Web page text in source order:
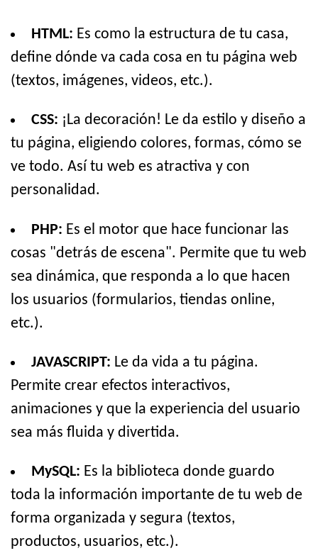
HTML: Es como la estructura de tu casa,
define dónde va cada cosa en tu página web
(textos, imágenes, videos, etc.).
CSS: ¡La decoración! Le da estilo y diseño a
tu página, eligiendo colores, formas, cómo se
ve todo. Así tu web es atractiva y con
personalidad.
PHP: Es el motor que hace funcionar las
cosas "detrás de escena". Permite que tu web
sea dinámica, que responda a lo que hacen
los usuarios (formularios, tiendas online,
etc.).
JAVASCRIPT: Le da vida a tu página.
Permite crear efectos interactivos,
animaciones y que la experiencia del usuario
sea más fluida y divertida.
MySQL: Es la biblioteca donde guardo
toda la información importante de tu web de
forma organizada y segura (textos,
productos, usuarios, etc.).